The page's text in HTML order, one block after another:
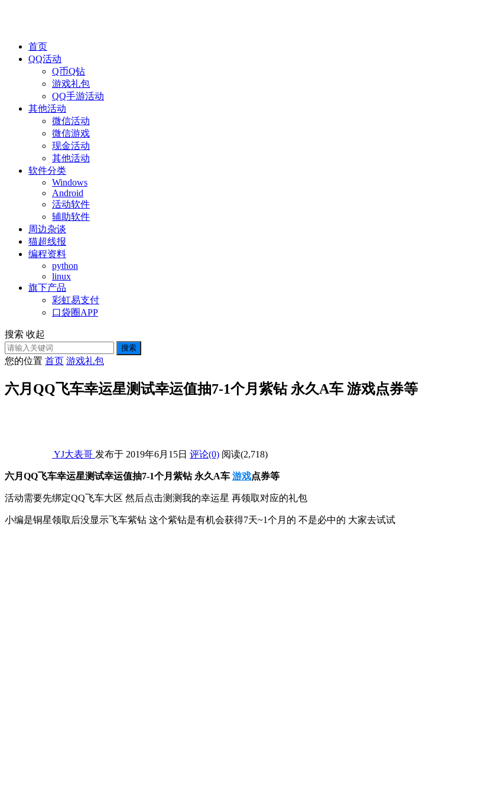
首页
QQ活动
Q币Q钻
游戏礼包
QQ手游活动
其他活动
微信活动
微信游戏
现金活动
其他活动
软件分类
Windows
Android
活动软件
辅助软件
周边杂谈
猫超线报
编程资料
python
linux
旗下产品
彩虹易支付
口袋圈APP
搜索 收起
搜索
您的位置 首页 游戏礼包
六月QQ飞车幸运星测试幸运值抽7-1个月紫钻 永久A车 游戏点券等
YJ大表哥 发布于 2019年6月15日 评论(0) 阅读(2,718)
六月QQ飞车幸运星测试幸运值抽7-1个月紫钻 永久A车 游戏点券等
活动需要先绑定QQ飞车大区 然后点击测测我的幸运星 再领取对应的礼包
小编是铜星领取后没显示飞车紫钻 这个紫钻是有机会获得7天~1个月的 不是必中的 大家去试试